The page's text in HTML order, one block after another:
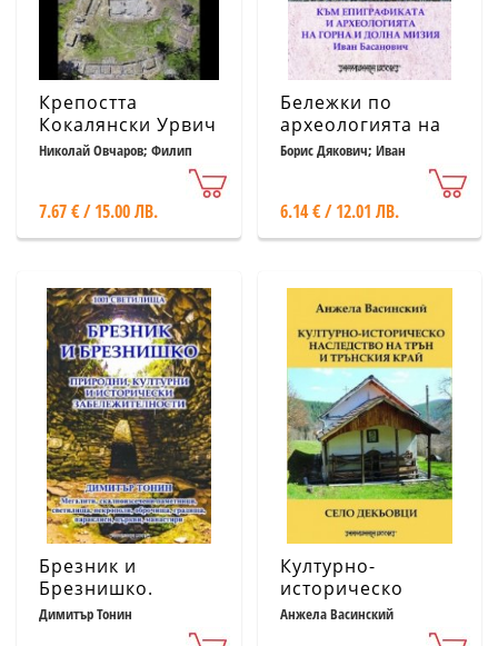
Крепостта
Кокалянски Урвич
и
късносредновековният
Николай Овчаров; Филип
7.67 € / 15.00 ЛВ.
Бележки по
археологията на
Крайдунавска
археологията на
Горна и Долна
Борис Дякович; Иван
6.14 € / 12.01 ЛВ.
Брезник и
Брезнишко.
Природни,
Димитър Тонин
Културно-
историческо
наследство на
Трън и Трънския
Анжела Васинский